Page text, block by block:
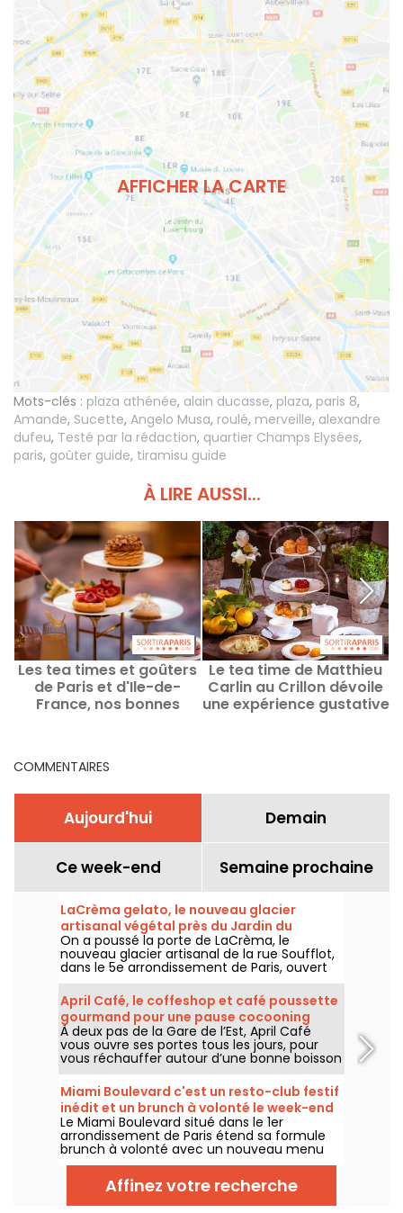
AFFICHER LA CARTE
Mots-clés : plaza athénée, alain ducasse, plaza, paris 8,
Amande, Sucette, Angelo Musa, roulé, merveille, alexandre
dufeu, Testé par la rédaction, quartier Champs Elysées,
paris, goûter guide, tiramisu guide
À LIRE AUSSI...
Les tea times et goûters
de Paris et d'Ile-de-
France, nos bonnes
Le tea time de Matthieu
Carlin au Crillon dévoile
une expérience gustative
COMMENTAIRES
Aujourd'hui Demain
Ce week-end Semaine prochaine
LaCrèma gelato, le nouveau glacier
artisanal végétal près du Jardin du
Luxembourg et du Panthéon
On a poussé la porte de LaCrèma, le
nouveau glacier artisanal de la rue Soufflot,
dans le 5e arrondissement de Paris, ouvert
depuis avril 2026. Derrière le comptoir,
Roberta et ses gelatos végétaux maison qui
changent la donne. On vous dit tout !
April Café, le coffeshop et café poussette
gourmand pour une pause cocooning
dans le 10e
À deux pas de la Gare de l’Est, April Café
vous ouvre ses portes tous les jours, pour
vous réchauffer autour d’une bonne boisson
chaude, pour s’arrêter prendre le goûter ou
passer un moment au calme et au sec.
Miami Boulevard c'est un resto-club festif
inédit et un brunch à volonté le week-end
Le Miami Boulevard situé dans le 1er
arrondissement de Paris étend sa formule
brunch à volonté avec un nouveau menu
composé de nouvelles recettes et d'un
choix plus large de grillades et barbecue,
tout en conservant sa formule à volonté et
tout inclus de 29€ par adulte, disponible les
Affinez votre recherche